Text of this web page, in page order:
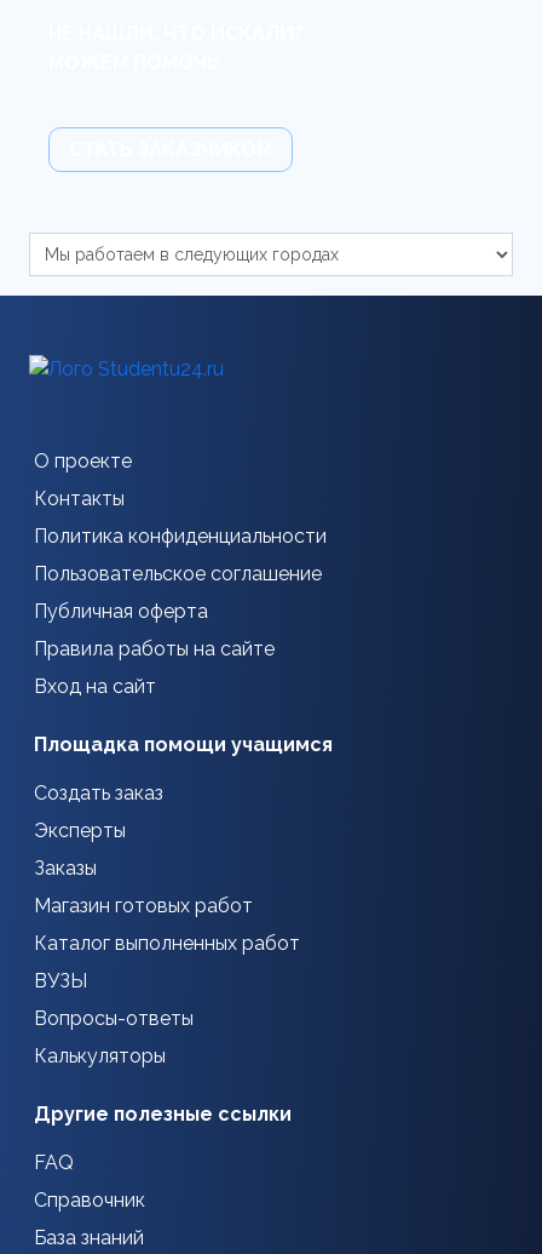
О проекте
Контакты
Политика конфиденциальности
Пользовательское соглашение
Публичная оферта
Правила работы на сайте
Вход на сайт
Площадка помощи учащимся
Создать заказ
Эксперты
Заказы
Магазин готовых работ
Каталог выполненных работ
ВУЗЫ
Вопросы-ответы
Калькуляторы
Другие полезные ссылки
FAQ
Справочник
База знаний